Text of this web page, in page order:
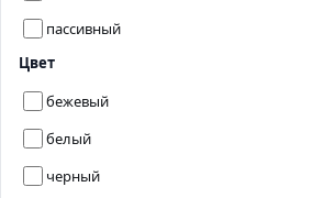
пассивный
Цвет
бежевый
белый
черный